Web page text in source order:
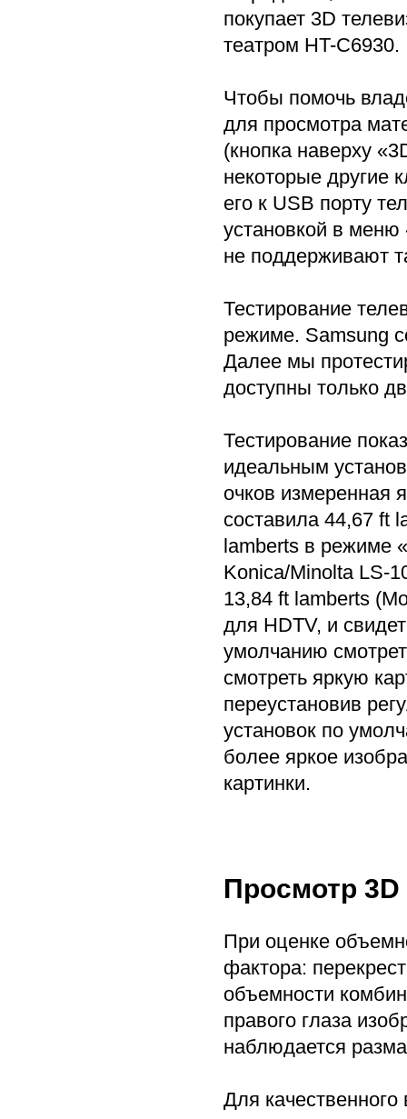
покупает 3D
театром HT-C6930.
Чтобы помочь
для просмотра
(кнопка наверху
некоторые другие
его к USB порту
установкой в
не поддерживают
Тестирование
режиме. Samsung
Далее мы
доступны только
Тестирование
идеальным
очков измеренная
составила 44,67 ft
lamberts в режиме
Konica/Minolta LS-
13,84 ft lamberts
для HDTV, и
умолчанию
смотреть яркую
переустановив
установок по
более яркое
картинки.
Просмотр 3D
При оценке
фактора:
объемности
правого глаза
наблюдается
Для